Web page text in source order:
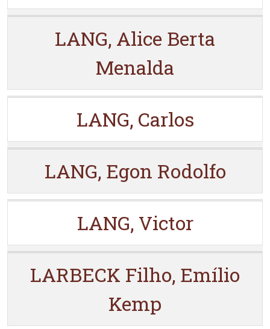
LANG, Alice Berta
Menalda
LANG, Carlos
LANG, Egon Rodolfo
LANG, Victor
LARBECK Filho, Emílio
Kemp